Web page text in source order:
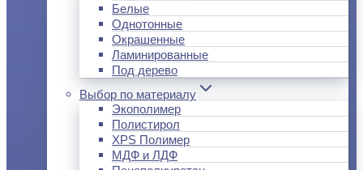
Белые
Однотонные
Окрашенные
Ламинированные
Под дерево
Выбор по материалу
Экополимер
Полистирол
XPS Полимер
МДФ и ЛДФ